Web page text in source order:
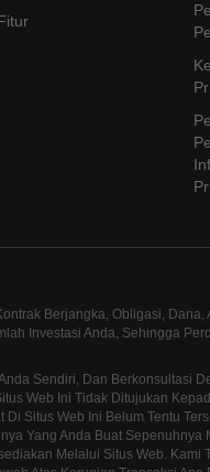
Berjangka, Obligasi, Dana,
Investasi Anda, Sehingga
Sendiri, Dan Berkonsultasi
Web Ini Tidak Ditujukan
Situs Web Ini Belum Tentu
Yang Anda Buat Sepenuhnya
Melalui Situs Web. Kami